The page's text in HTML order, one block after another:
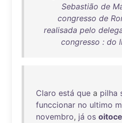
Sebastião de
congresso de
realisada pelo
congresso : do
Claro está que a pilha
funccionar no ultimo
novembro, já os